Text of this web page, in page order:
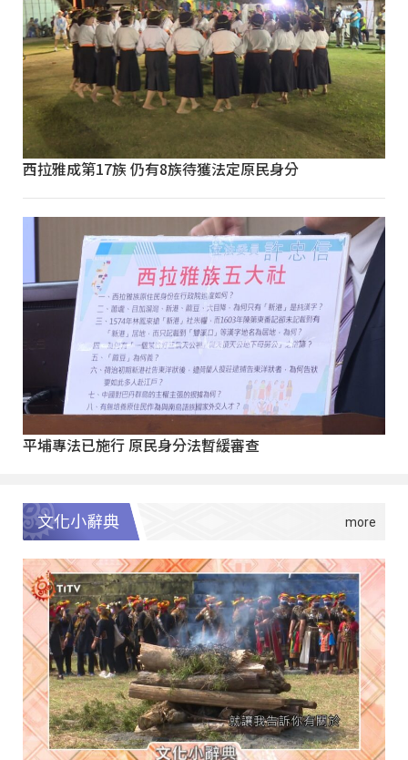
西拉雅成第17族 仍有8族待獲法定原民身分
平埔專法已施行 原民身分法暫緩審查
文化小辭典